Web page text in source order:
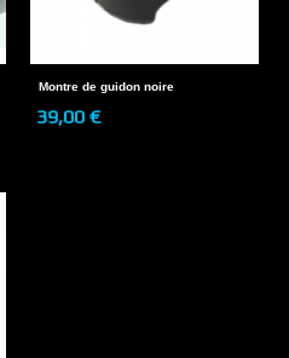
Montre de guidon noire
39,00 €